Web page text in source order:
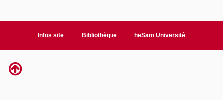
Infos site Bibliothèque heSam Université